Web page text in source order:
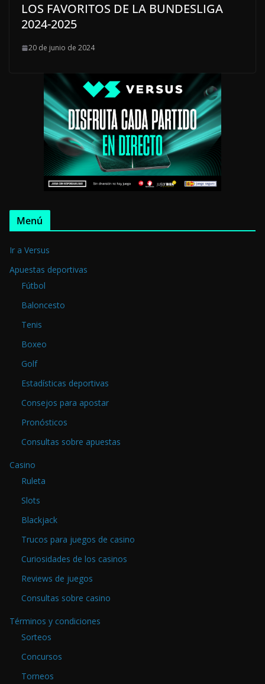
LOS FAVORITOS DE LA BUNDESLIGA
2024-2025
20 de junio de 2024
Menú
Ir a Versus
Apuestas deportivas
Fútbol
Baloncesto
Tenis
Boxeo
Golf
Estadísticas deportivas
Consejos para apostar
Pronósticos
Consultas sobre apuestas
Casino
Ruleta
Slots
Blackjack
Trucos para juegos de casino
Curiosidades de los casinos
Reviews de juegos
Consultas sobre casino
Términos y condiciones
Sorteos
Concursos
Torneos